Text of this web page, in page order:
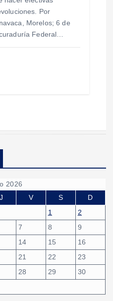
Por
Morelos; 6 de
Federal…
2026
J V S
D
1
2
7 8
9
14 15
16
21 22
23
28 29
30